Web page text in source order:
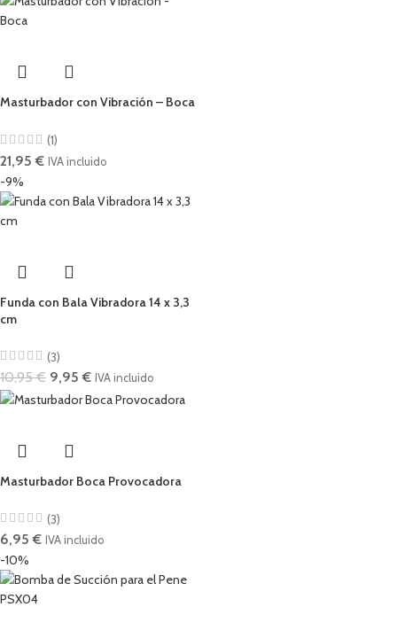
Masturbador con Vibración – Boca
(1)
21,95€ IVA incluido
-9%
Funda con Bala Vibradora 14 x 3,3
cm
(3)
10,95€ 9,95€ IVA incluido
Masturbador Boca Provocadora
(3)
6,95€ IVA incluido
-10%